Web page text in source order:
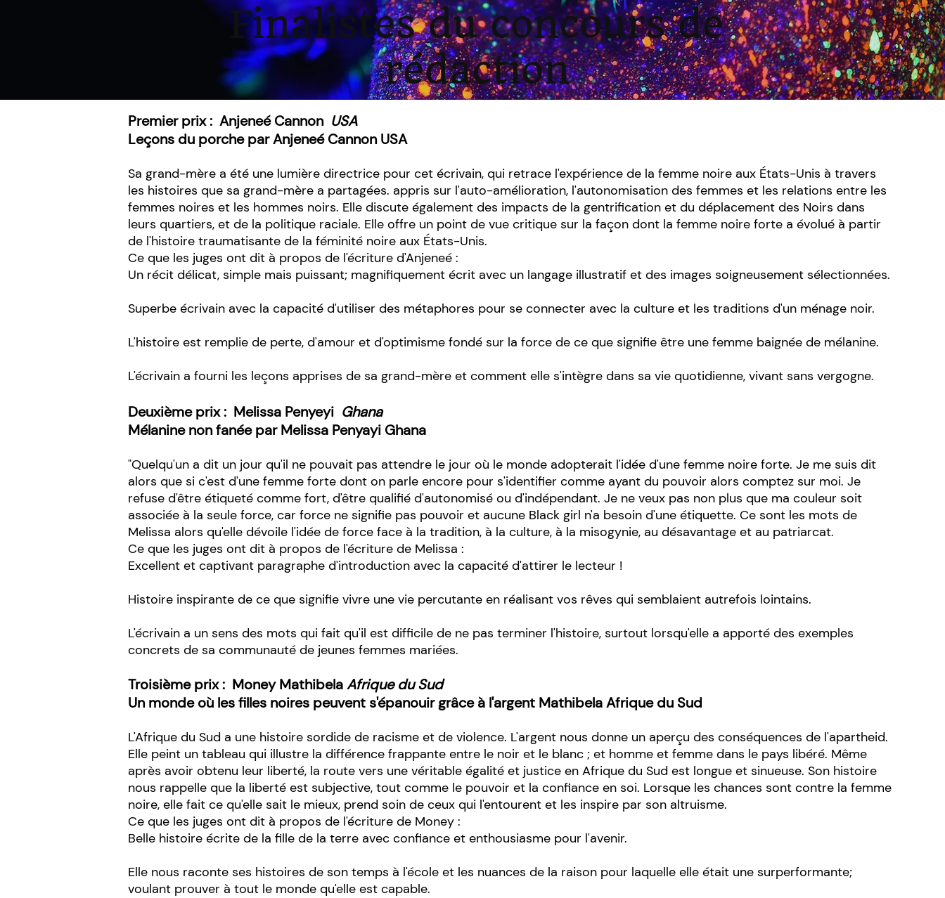
Finalistes du concours de
rédaction
Premier prix : Anjeneé Cannon USA
Leçons du porche par Anjeneé Cannon USA
Sa grand-mère a été une lumière directrice pour cet écrivain, qui retrace l'expérience de la femme noire aux États-Unis à travers
les histoires que sa grand-mère a partagées. appris sur l'auto-amélioration, l'autonomisation des femmes et les relations entre les
femmes noires et les hommes noirs. Elle discute également des impacts de la gentrification et du déplacement des Noirs dans
leurs quartiers, et de la politique raciale. Elle offre un point de vue critique sur la façon dont la femme noire forte a évolué à partir
de l'histoire traumatisante de la féminité noire aux États-Unis.
Ce que les juges ont dit à propos de l'écriture d'Anjeneé :
Un récit délicat, simple mais puissant; magnifiquement écrit avec un langage illustratif et des images soigneusement sélectionnées.
Superbe écrivain avec la capacité d'utiliser des métaphores pour se connecter avec la culture et les traditions d'un ménage noir.
L'histoire est remplie de perte, d'amour et d'optimisme fondé sur la force de ce que signifie être une femme baignée de mélanine.
L'écrivain a fourni les leçons apprises de sa grand-mère et comment elle s'intègre dans sa vie quotidienne, vivant sans vergogne.
Deuxième prix : Melissa Penyeyi Ghana
Mélanine non fanée par Melissa Penyayi Ghana
"Quelqu'un a dit un jour qu'il ne pouvait pas attendre le jour où le monde adopterait l'idée d'une femme noire forte. Je me suis dit
alors que si c'est d'une femme forte dont on parle encore pour s'identifier comme ayant du pouvoir alors comptez sur moi. Je
refuse d'être étiqueté comme fort, d'être qualifié d'autonomisé ou d'indépendant. Je ne veux pas non plus que ma couleur soit
associée à la seule force, car force ne signifie pas pouvoir et aucune Black girl n'a besoin d'une étiquette. Ce sont les mots de
Melissa alors qu'elle dévoile l'idée de force face à la tradition, à la culture, à la misogynie, au désavantage et au patriarcat.
Ce que les juges ont dit à propos de l'écriture de Melissa :
Excellent et captivant paragraphe d'introduction avec la capacité d'attirer le lecteur !
Histoire inspirante de ce que signifie vivre une vie percutante en réalisant vos rêves qui semblaient autrefois lointains.
L'écrivain a un sens des mots qui fait qu'il est difficile de ne pas terminer l'histoire, surtout lorsqu'elle a apporté des exemples
concrets de sa communauté de jeunes femmes mariées.
Troisième prix : Money MathibelaAfrique du Sud
Un monde où les filles noires peuvent s'épanouir grâce à l'argent Mathibela Afrique du Sud
L'Afrique du Sud a une histoire sordide de racisme et de violence. L'argent nous donne un aperçu des conséquences de l'apartheid.
Elle peint un tableau qui illustre la différence frappante entre le noir et le blanc ; et homme et femme dans le pays libéré. Même
après avoir obtenu leur liberté, la route vers une véritable égalité et justice en Afrique du Sud est longue et sinueuse. Son histoire
nous rappelle que la liberté est subjective, tout comme le pouvoir et la confiance en soi. Lorsque les chances sont contre la femme
noire, elle fait ce qu'elle sait le mieux, prend soin de ceux qui l'entourent et les inspire par son altruisme.
Ce que les juges ont dit à propos de l'écriture de Money :
Belle histoire écrite de la fille de la terre avec confiance et enthousiasme pour l'avenir.
Elle nous raconte ses histoires de son temps à l'école et les nuances de la raison pour laquelle elle était une surperformante;
voulant prouver à tout le monde qu'elle est capable.